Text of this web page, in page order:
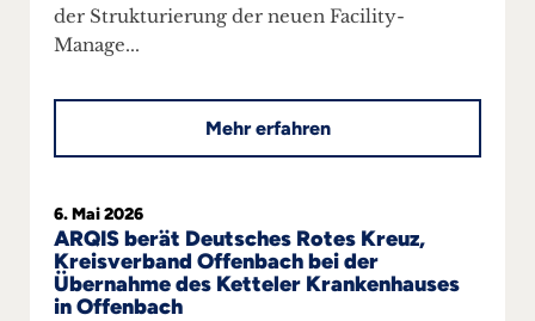
Presseanfragen
Kontakt
der Strukturierung der neuen Facility-
Manage...
Mehr erfahren
6. Mai 2026
ARQIS berät Deutsches Rotes Kreuz,
Kreisverband Offenbach bei der
Übernahme des Ketteler Krankenhauses
in Offenbach